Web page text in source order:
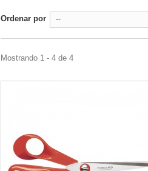
Ordenar por --
Mostrando 1 - 4 de 4